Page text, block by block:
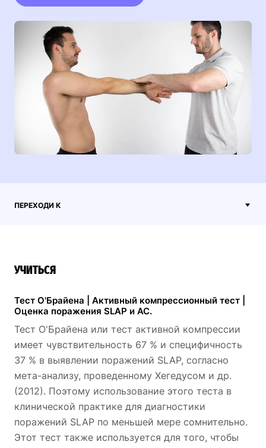
ПЕРЕХОДИ К
УЧИТЬСЯ
Тест О'Брайена | Активный компрессионный тест |
Оценка поражения SLAP и AC.
Тест О'Брайена или тест активной компрессии
имеет чувствительность 67 % и специфичность
37 % в выявлении поражений SLAP, согласно
мета-анализу, проведенному Хегедусом и др.
(2012). Поэтому использование этого теста в
клинической практике для диагностики
поражений SLAP по меньшей мере сомнительно.
Этот тест также используется для того, чтобы